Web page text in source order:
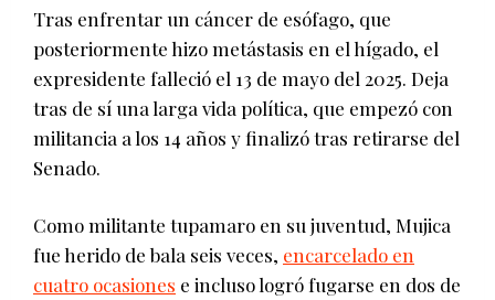
Tras enfrentar un cáncer de esófago, que
posteriormente hizo metástasis en el hígado, el
expresidente falleció el 13 de mayo del 2025. Deja
tras de sí una larga vida política, que empezó con
militancia a los 14 años y finalizó tras retirarse del
Senado.
Como militante tupamaro en su juventud, Mujica
fue herido de bala seis veces, encarcelado en
cuatro ocasiones e incluso logró fugarse en dos de